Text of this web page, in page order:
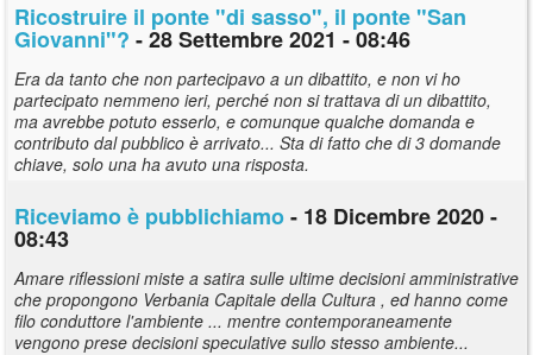
Ricostruire il ponte "di sasso", il ponte "San
Giovanni"? - 28 Settembre 2021 - 08:46
Era da tanto che non partecipavo a un dibattito, e non vi ho
partecipato nemmeno ieri, perché non si trattava di un dibattito,
ma avrebbe potuto esserlo, e comunque qualche domanda e
contributo dal pubblico è arrivato... Sta di fatto che di 3 domande
chiave, solo una ha avuto una risposta.
Riceviamo è pubblichiamo- 18 Dicembre 2020 -
08:43
Amare riflessioni miste a satira sulle ultime decisioni amministrative
che propongono Verbania Capitale della Cultura , ed hanno come
filo conduttore l'ambiente ... mentre contemporaneamente
vengono prese decisioni speculative sullo stesso ambiente...